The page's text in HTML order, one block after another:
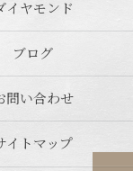
イヤモンド
ブログ
問い合わせ
イトマップ